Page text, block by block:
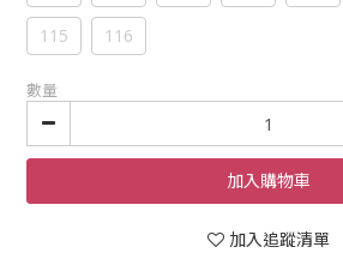
115 116
數量
加入購物車
加入追蹤清單